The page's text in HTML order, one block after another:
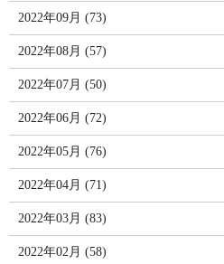
2022年09月 (73)
2022年08月 (57)
2022年07月 (50)
2022年06月 (72)
2022年05月 (76)
2022年04月 (71)
2022年03月 (83)
2022年02月 (58)